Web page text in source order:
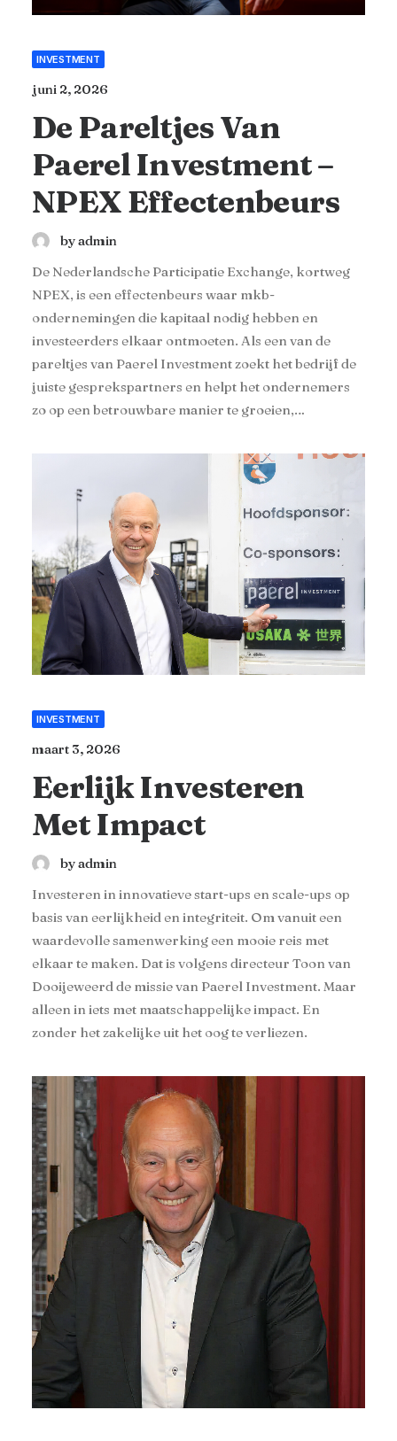
INVESTMENT
juni 2, 2026
De Pareltjes Van
Paerel Investment –
NPEX Effectenbeurs
by admin
De Nederlandsche Participatie Exchange, kortweg
NPEX, is een effectenbeurs waar mkb-
ondernemingen die kapitaal nodig hebben en
investeerders elkaar ontmoeten. Als een van de
pareltjes van Paerel Investment zoekt het bedrijf de
juiste gesprekspartners en helpt het ondernemers
zo op een betrouwbare manier te groeien,…
INVESTMENT
maart 3, 2026
Eerlijk Investeren
Met Impact
by admin
Investeren in innovatieve start-ups en scale-ups op
basis van eerlijkheid en integriteit. Om vanuit een
waardevolle samenwerking een mooie reis met
elkaar te maken. Dat is volgens directeur Toon van
Dooijeweerd de missie van Paerel Investment. Maar
alleen in iets met maatschappelijke impact. En
zonder het zakelijke uit het oog te verliezen.